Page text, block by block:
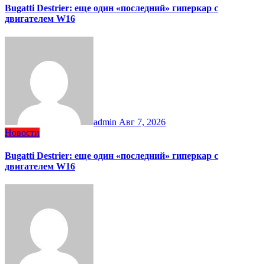
Bugatti Destrier: еще один «последний» гиперкар с
двигателем W16
admin Авг 7, 2026
Новости
Bugatti Destrier: еще один «последний» гиперкар с
двигателем W16